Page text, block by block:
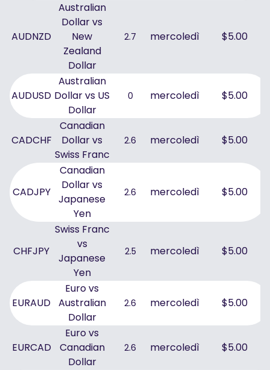
AUDNZD
Australian
Dollar vs
New
Zealand
Dollar
2.7 mercoledì $5.00
AUDUSD
Australian
Dollar vs US
Dollar
0 mercoledì $5.00
CADCHF
Canadian
Dollar vs
Swiss Franc
2.6 mercoledì $5.00
CADJPY
Canadian
Dollar vs
Japanese
Yen
2.6 mercoledì $5.00
CHFJPY
Swiss Franc
vs
Japanese
Yen
2.5 mercoledì $5.00
EURAUD
Euro vs
Australian
Dollar
2.6 mercoledì $5.00
EURCAD
Euro vs
Canadian
Dollar
2.6 mercoledì $5.00